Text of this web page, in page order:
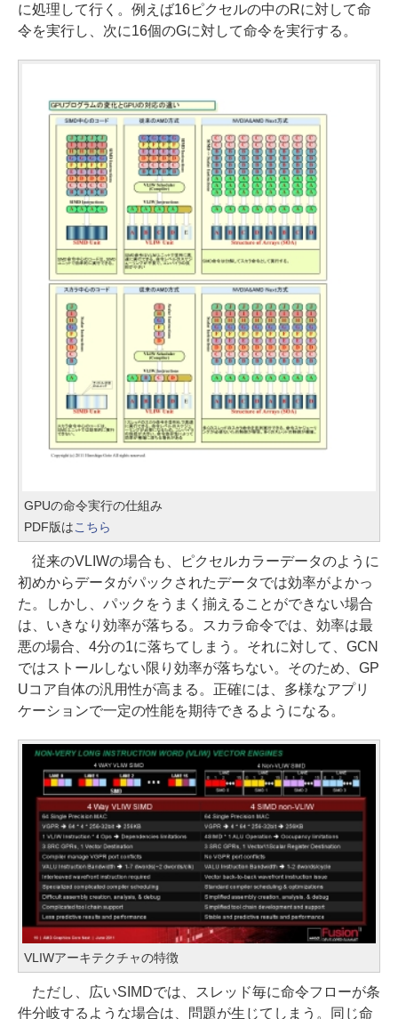
に処理して行く。例えば16ピクセルの中のRに対して命
令を実行し、次に16個のGに対して命令を実行する。
GPUの命令実行の仕組み
PDF版はこちら
従来のVLIWの場合も、ピクセルカラーデータのように
初めからデータがパックされたデータでは効率がよかっ
た。しかし、パックをうまく揃えることができない場合
は、いきなり効率が落ちる。スカラ命令では、効率は最
悪の場合、4分の1に落ちてしまう。それに対して、GCN
ではストールしない限り効率が落ちない。そのため、GP
Uコア自体の汎用性が高まる。正確には、多様なアプリ
ケーションで一定の性能を期待できるようになる。
VLIWアーキテクチャの特徴
ただし、広いSIMDでは、スレッド毎に命令フローが条
件分岐するような場合は、問題が生じてしまう。同じ命